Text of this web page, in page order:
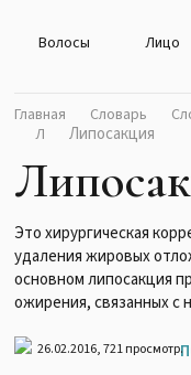
Волосы Лицо
Главная Словарь
Л
Липосакция
Это хирургическая
удаления жировых
основном липосакция
ожирения, связанных с
26.02.2016,721просмотр.